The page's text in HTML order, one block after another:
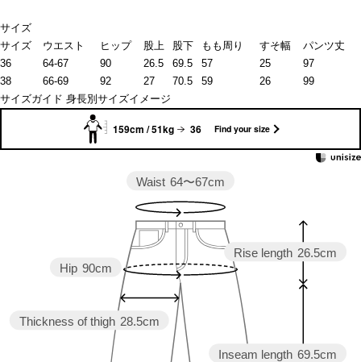
サイズ
サイズ
ウエスト ヒップ 股上 股下 もも周り すそ幅
パンツ丈
36
64-67 90 26.5 69.5 57 25
97
38
66-69 92 27 70.5 59 26
99
サイズガイド 身長別サイズイメージ
159cm / 51kg 36 Find your size
Inseam length 69.5cm
Rise length 26.5cm
Thickness of thigh 28.5cm
Hip 90cm
Waist 64〜67cm